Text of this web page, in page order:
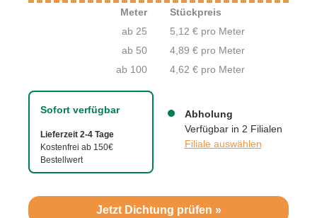
Jetzt Dichtung prüfen »
Sofort verfügbar
Lieferzeit 2-4 Tage
Kostenfrei ab 150€
Bestellwert
Abholung
Verfügbar in 2 Filialen
Filiale auswählen
Meter
Stückpreis
ab 25
5,12 € pro Meter
ab 50
4,89 € pro Meter
ab 100
4,62 € pro Meter